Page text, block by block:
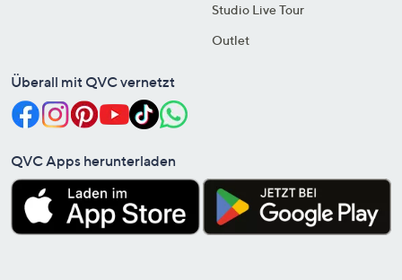
Studio Live Tour
Outlet
Überall mit QVC vernetzt
QVC Apps herunterladen